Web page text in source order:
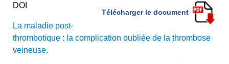
DOI
Télécharger le document
La maladie post-
thrombotique : la complication oubliée de la thrombose
veineuse.